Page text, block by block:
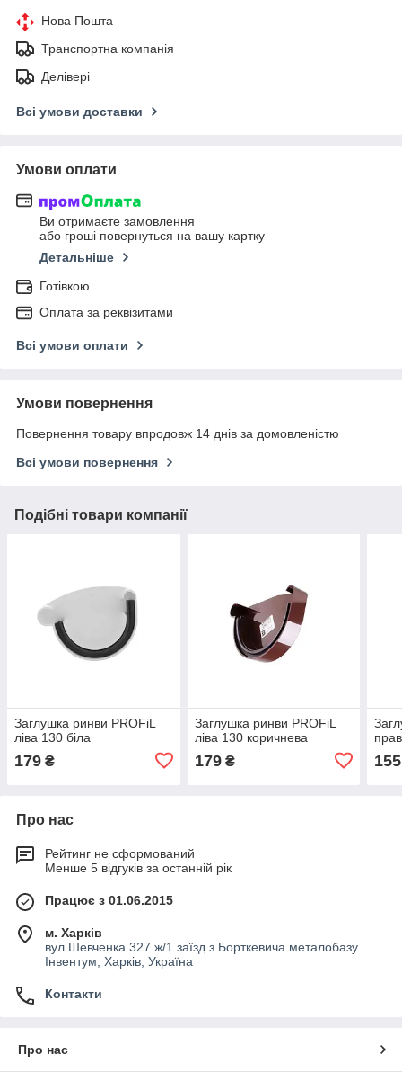
Нова Пошта
Транспортна компанія
Делівері
Всі умови доставки
Умови оплати
Ви отримаєте замовлення
або гроші повернуться на вашу картку
Детальніше
Готівкою
Оплата за реквізитами
Всі умови оплати
Умови повернення
Повернення товару впродовж 14 днів за домовленістю
Всі умови повернення
Подібні товари компанії
Заглушка ринви PROFiL
ліва 130 біла
179 ₴
Заглушка ринви PROFiL
ліва 130 коричнева
179₴
Про нас
Рейтинг не сформований
Менше 5 відгуків за останній рік
Працює з 01.06.2015
м. Харків
вул.Шевченка 327 ж/1 заїзд з Борткевича металобазу
Інвентум, Харків, Україна
Контакти
Про нас